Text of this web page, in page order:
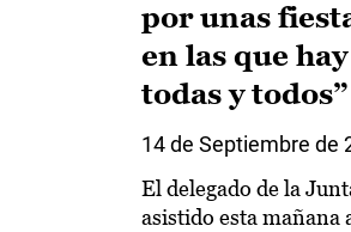
por unas
en las que
todas y todos”
14 de Septiembre de
El delegado de la
asistido esta mañana